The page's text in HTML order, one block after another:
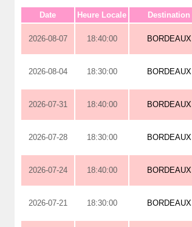
Date Heure Locale Destination
2026-08-07 18:40:00 BORDEAUX
2026-08-04 18:30:00 BORDEAUX
2026-07-31 18:40:00 BORDEAUX
2026-07-28 18:30:00 BORDEAUX
2026-07-24 18:40:00 BORDEAUX
2026-07-21 18:30:00 BORDEAUX